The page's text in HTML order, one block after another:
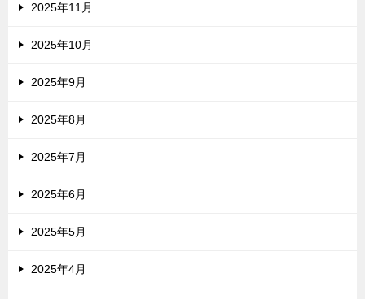
2025年11月
2025年10月
2025年9月
2025年8月
2025年7月
2025年6月
2025年5月
2025年4月